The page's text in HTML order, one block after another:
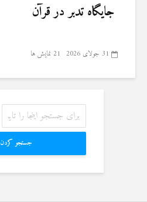
جایگاه تدبر در قرآن
31 جولای 2026 21 نمایش ها
جستجو کردن